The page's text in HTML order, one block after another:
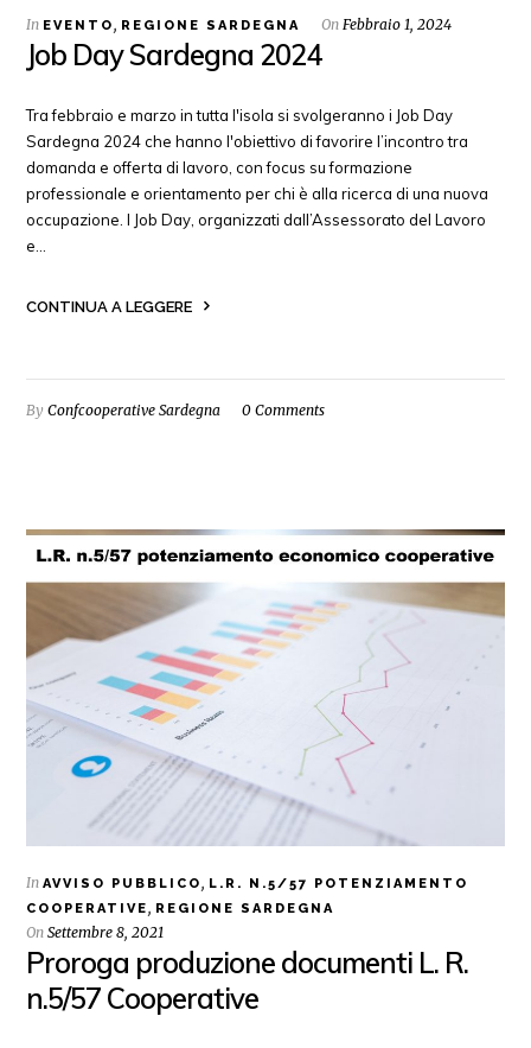
In EVENTO, REGIONE SARDEGNA OnFebbraio 1, 2024
Job Day Sardegna 2024
Tra febbraio e marzo in tutta l'isola si svolgeranno i Job Day
Sardegna 2024 che hanno l'obiettivo di favorire l’incontro tra
domanda e offerta di lavoro, con focus su formazione
professionale e orientamento per chi è alla ricerca di una nuova
occupazione. I Job Day, organizzati dall’Assessorato del Lavoro
e…
CONTINUA A LEGGERE
ByConfcooperative Sardegna 0 Comments
InAVVISO PUBBLICO, L.R. N.5/57 POTENZIAMENTO
COOPERATIVE, REGIONE SARDEGNA
OnSettembre 8, 2021
Proroga produzione documenti L. R.
n.5/57 Cooperative